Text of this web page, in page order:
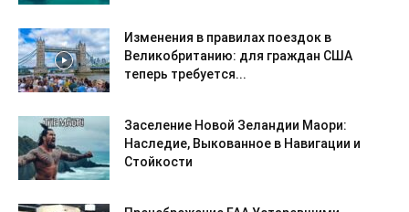
Изменения в правилах поездок в
Великобританию: для граждан США
теперь требуется...
Заселение Новой Зеландии Маори:
Наследие, Выкованное в Навигации и
Стойкости